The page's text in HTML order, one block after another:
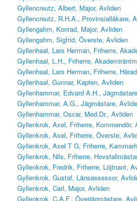
Gyllencreutz, Albert, Major, Avliden
Gyllencreutz, R.H.A., Provinsialläkare,
Gyllengahm, Konrad, Major, Avliden
Gyllengahm, Sigfrid, Överste, Avliden
Gyllenhaal, Lars Herman, Friherre,
Gyllenhaal, L.H., Friherre,
Gyllenhaal, Lars Herman, Friherre,
Gyllenhaal, Gunnar, Kapten, Avliden
Gyllenhammar, Edvard A.H.,
Gyllenhammar, A.G., Jägmästare,
Gyllenhammar, Oscar, Med.Dr., Avliden
Gyllenkrok, Axel, Friherre, Kommendör,
Gyllenkrok, Axel, Friherre, Överste,
Gyllenkrok, Axel T G, Friherre,
Gyllenkrok, Nils, Friherre,
Gyllenkrok, Fredrik, Friherre, Löjtnant,
Gyllenkrok, Gustaf, Länsassessor,
Gyllenkrok, Carl, Major, Avliden
Gyllenkrok, C.A.F., Överjägmästare,